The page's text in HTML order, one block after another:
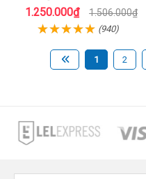
1.250.000₫ 1.506.000₫
(940)
1 2